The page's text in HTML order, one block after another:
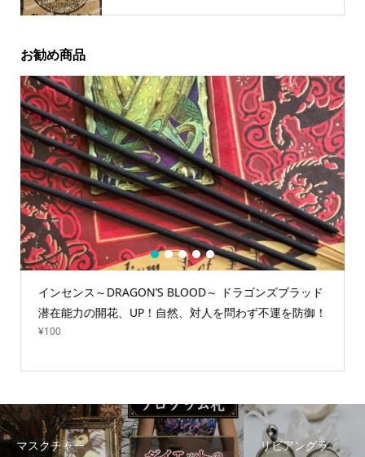
お勧め商品
インセンス～DRAGON’S BLOOD～ ドラゴンズブラッド
潜在能力の開花、UP！自然、対人を問わず不運を防御！
¥100
1 2 3 4 5
マスクチャー
リビアングラ